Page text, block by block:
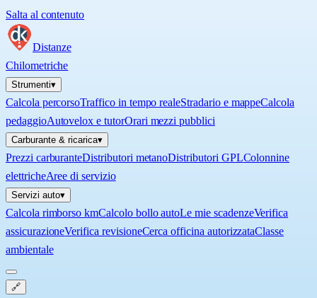
Salta al contenuto
Distanze
Chilometriche
Strumenti▾
Calcola percorsoTraffico in tempo realeStradario e mappeCalcola
pedaggioAutovelox e tutorOrari mezzi pubblici
Carburante & ricarica▾
Prezzi carburanteDistributori metanoDistributori GPLColonnine
elettricheAree di servizio
Servizi auto▾
Calcola rimborso kmCalcolo bollo autoLe mie scadenzeVerifica
assicurazioneVerifica revisioneCerca officina autorizzataClasse
ambientale
🔗